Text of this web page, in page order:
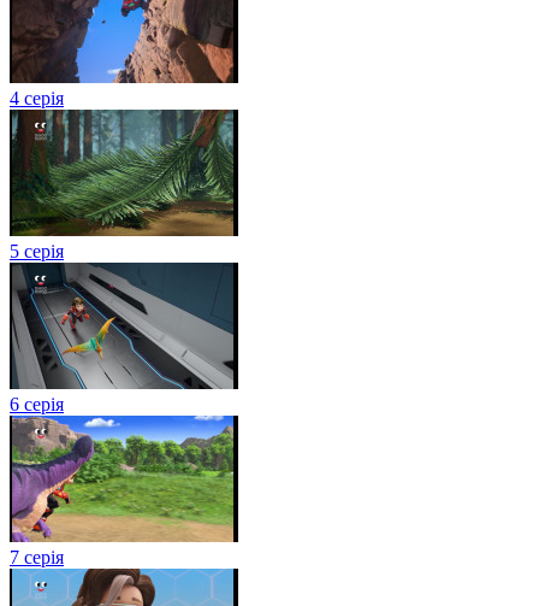
4 серія
5 серія
6 серія
7 серія